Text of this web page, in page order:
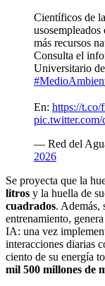
Científicos de la
más recursos
Consulta el
Universitario de
En: https://
— Red del
2026
Se proyecta que la
litros y la huella de
cuadrados. Además,
entrenamiento,
IA: una vez
interacciones diarias
ciento de su energía
mil 500 millones de